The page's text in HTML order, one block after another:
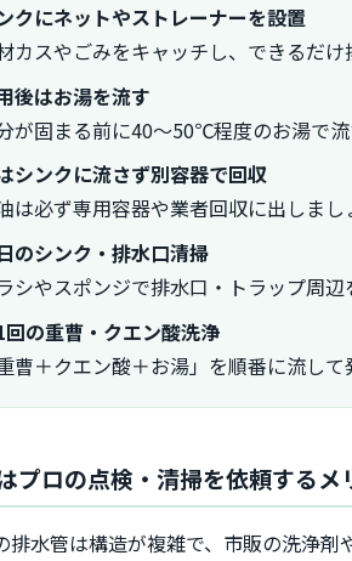
クにネットやストレーナーを設置
カスやごみをキャッチし、できるだけ
後はお湯を流す
が固まる前に40〜50℃程度のお湯で流
シンクに流さず別容器で回収
は必ず専用容器や業者回収に出しまし
のシンク・排水口清掃
シやスポンジで排水口・トラップ周辺
回の重曹・クエン酸洗浄
重曹＋クエン酸＋お湯」を順番に流し
プロの点検・清掃を依頼するメ
排水管は構造が複雑で、市販の洗浄